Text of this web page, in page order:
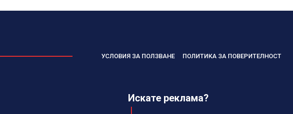
УСЛОВИЯ ЗА ПОЛЗВАНЕ ПОЛИТИКА ЗА ПОВЕРИТЕЛНОСТ
Искате реклама?